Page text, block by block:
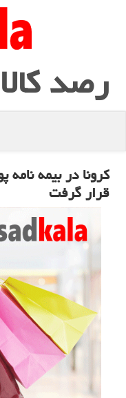
رصد كالا
كرونا در بیمه
قرار گرفت